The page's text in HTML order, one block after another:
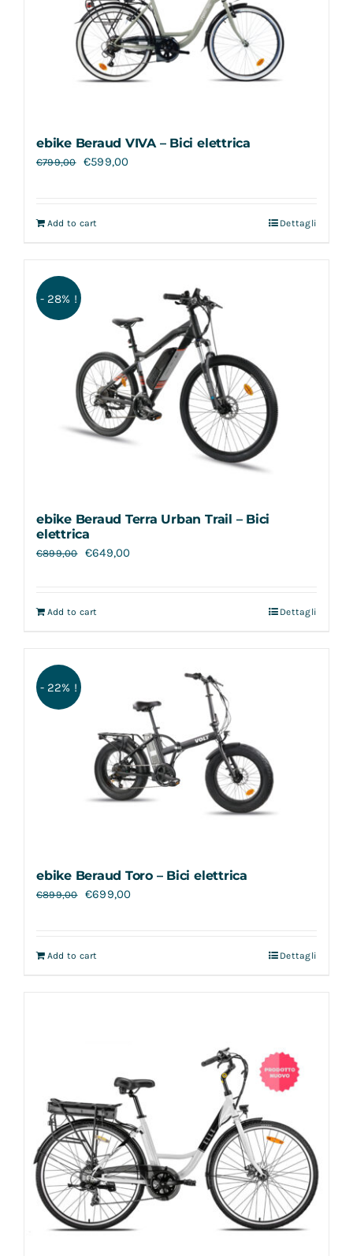
ebike Beraud VIVA – Bici elettrica
€799,00 €599,00
Add to cart Dettagli
- 28% !
ebike Beraud Terra Urban Trail – Bici
elettrica
€899,00 €649,00
Add to cart Dettagli
- 22% !
ebike Beraud Toro – Bici elettrica
€899,00 €699,00
Add to cart Dettagli